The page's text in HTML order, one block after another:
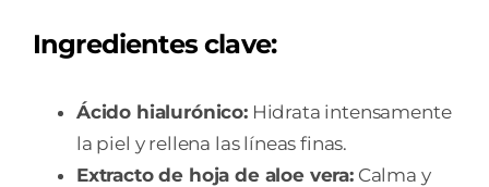
Ingredientes clave:
Ácido hialurónico:Hidrata intensamente
la piel y rellena las líneas finas.
Extracto de hoja de aloe vera:Calma y